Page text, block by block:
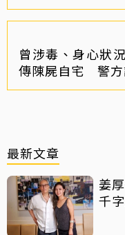
曾涉毒、身心狀
傳陳屍自宅 警方
最新文章
姜
千